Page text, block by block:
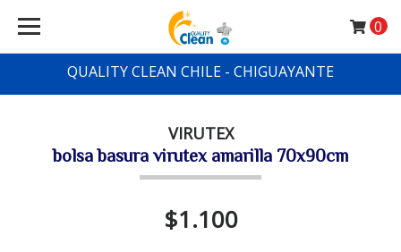
QUALITY CLEAN CHILE - CHIGUAYANTE
0
VIRUTEX
bolsa basura virutex amarilla 70x90cm
$1.100